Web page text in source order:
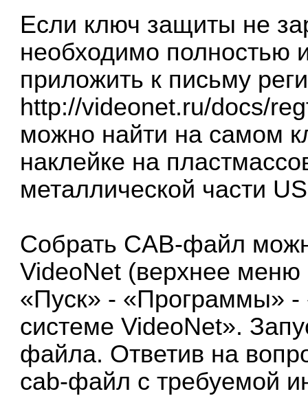
Если ключ защиты не
необходимо полностью
приложить к письму
http://videonet.ru/docs/
можно найти на самом
наклейке на
металлической части
Собрать CAB-файл
VideoNet (верхнее
«Пуск» - «Программы»
системе VideoNet».
файла. Ответив на
cab-файл с требуемой